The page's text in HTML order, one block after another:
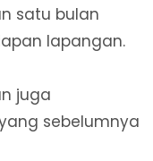
satu bulan
lapangan.
juga
sebelumnya